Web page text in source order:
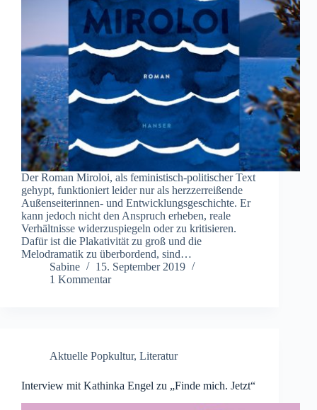
Der Roman Miroloi, als feministisch-politischer Text
gehypt, funktioniert leider nur als herzzerreißende
Außenseiterinnen- und Entwicklungsgeschichte. Er
kann jedoch nicht den Anspruch erheben, reale
Verhältnisse widerzuspiegeln oder zu kritisieren.
Dafür ist die Plakativität zu groß und die
Melodramatik zu überbordend, sind…
Sabine
15. September 2019
1 Kommentar
Aktuelle Popkultur, Literatur
Interview mit Kathinka Engel zu „Finde mich. Jetzt“